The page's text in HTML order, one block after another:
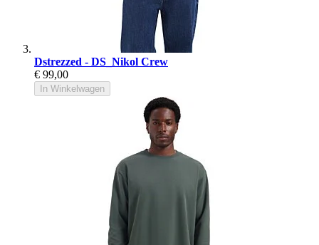
Dstrezzed - DS_Nikol Crew
€ 99,00
In Winkelwagen